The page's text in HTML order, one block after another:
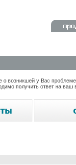
у Вас
получить ответ на